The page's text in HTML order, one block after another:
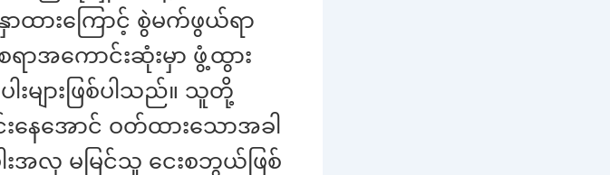
ာထားကြောင့် စွဲမက်ဖွယ်ရာ
ာအကောင်းဆုံးမှာ ဖွံ့ထွား
များဖြစ်ပါသည်။ သူတို့
ေအောင် ဝတ်ထားသောအခါ
လှ မမြင်သူ ငေးစဘွယ်ဖြစ်